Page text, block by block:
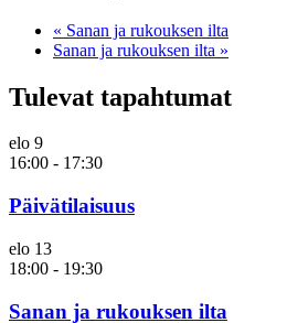
« Sanan ja rukouksen ilta
Sanan ja rukouksen ilta »
Tulevat tapahtumat
elo 9
16:00 - 17:30
Päivätilaisuus
elo 13
18:00 - 19:30
Sanan ja rukouksen ilta